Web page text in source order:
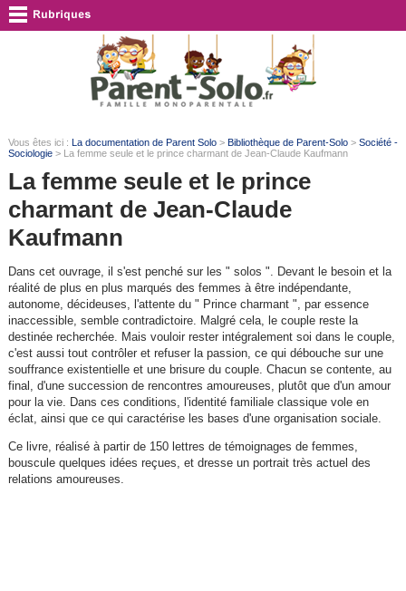
Vous êtes ici : La documentation de Parent Solo> Bibliothèque de Parent-Solo> Société -
Sociologie> La femme seule et le prince charmant de Jean-Claude Kaufmann
La femme seule et le prince
charmant de Jean-Claude
Kaufmann
Dans cet ouvrage, il s'est penché sur les " solos ". Devant le besoin et la
réalité de plus en plus marqués des femmes à être indépendante,
autonome, décideuses, l'attente du " Prince charmant ", par essence
inaccessible, semble contradictoire. Malgré cela, le couple reste la
destinée recherchée. Mais vouloir rester intégralement soi dans le couple,
c'est aussi tout contrôler et refuser la passion, ce qui débouche sur une
souffrance existentielle et une brisure du couple. Chacun se contente, au
final, d'une succession de rencontres amoureuses, plutôt que d'un amour
pour la vie. Dans ces conditions, l'identité familiale classique vole en
éclat, ainsi que ce qui caractérise les bases d'une organisation sociale.
Ce livre, réalisé à partir de 150 lettres de témoignages de femmes,
bouscule quelques idées reçues, et dresse un portrait très actuel des
relations amoureuses.